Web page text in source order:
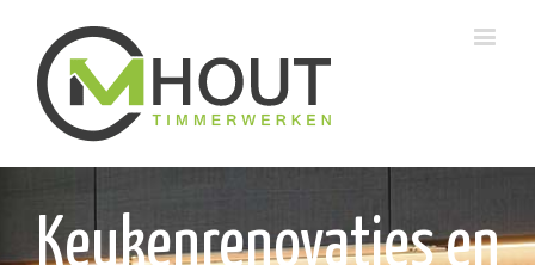
Keukenrenovaties en